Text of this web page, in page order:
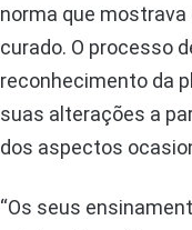
norma que
curado. O processo
reconhecimento da
suas alterações a
dos aspectos
“Os seus